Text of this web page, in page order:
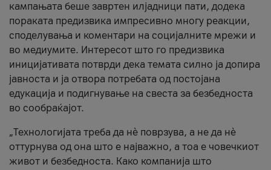
кампањата беше завртен илјадници пати, додека
пораката предизвика импресивно многу реакции,
споделувања и коментари на социјалните мрежи и
во медиумите. Интересот што го предизвика
иницијативата потврди дека темата силно ја допира
јавноста и ја отвора потребата од постојана
едукација и подигнување на свеста за безбедноста
во сообраќајот.
„Технологијата треба да нè поврзува, а не да нè
оттурнува од она што е најважно, а тоа е човечкиот
живот и безбедноста. Како компанија што